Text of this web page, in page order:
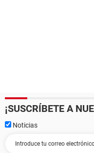
¡SUSCRÍBETE A
Noticias